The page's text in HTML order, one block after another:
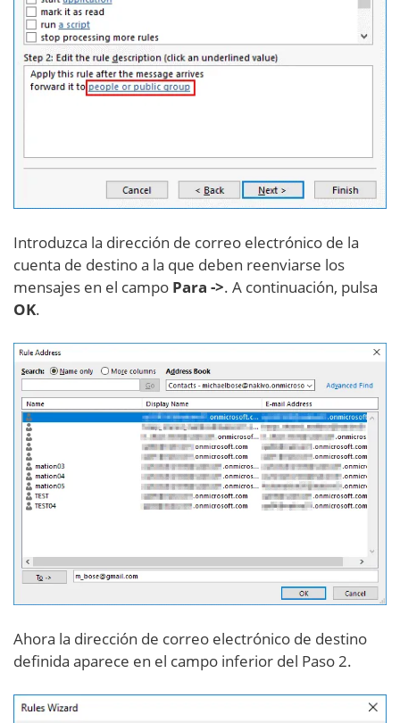
Introduzca la dirección de correo electrónico de la
cuenta de destino a la que deben reenviarse los
mensajes en el campo Para ->. A continuación, pulsa
OK.
Ahora la dirección de correo electrónico de destino
definida aparece en el campo inferior del Paso 2.